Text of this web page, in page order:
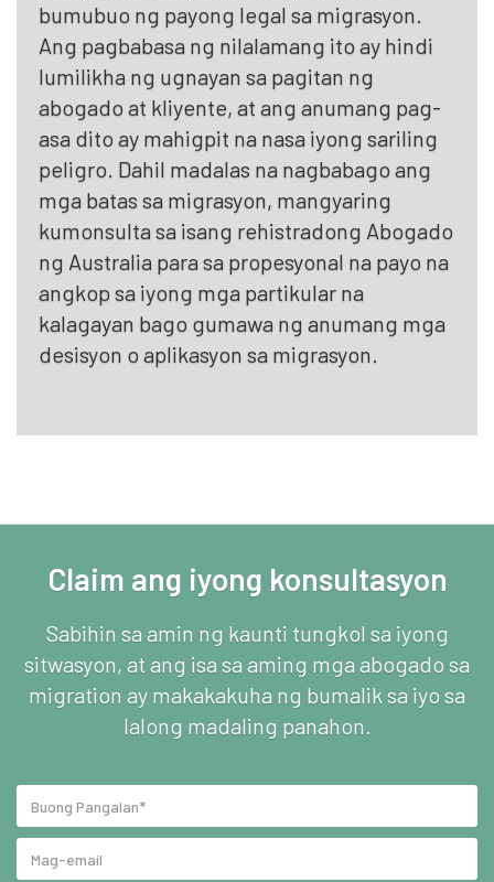
bumubuo ng payong legal sa migrasyon.
Ang pagbabasa ng nilalamang ito ay hindi
lumilikha ng ugnayan sa pagitan ng
abogado at kliyente, at ang anumang pag-
asa dito ay mahigpit na nasa iyong sariling
peligro. Dahil madalas na nagbabago ang
mga batas sa migrasyon, mangyaring
kumonsulta sa isang rehistradong Abogado
ng Australia para sa propesyonal na payo na
angkop sa iyong mga partikular na
kalagayan bago gumawa ng anumang mga
desisyon o aplikasyon sa migrasyon.
Claim ang iyong konsultasyon
Sabihin sa amin ng kaunti tungkol sa iyong
sitwasyon, at ang isa sa aming mga abogado sa
migration ay makakakuha ng bumalik sa iyo sa
lalong madaling panahon.